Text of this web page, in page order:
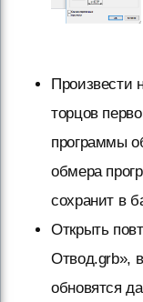
Произвести
торцов
программы
обмера
сохранит в
Открыть
Отвод.grb»,
обновятся